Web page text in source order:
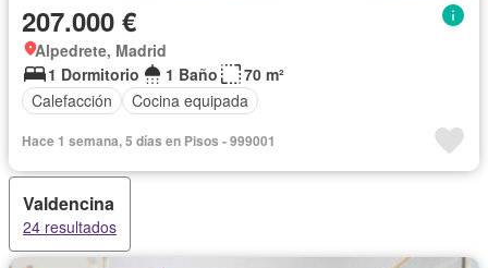
207.000 €
Alpedrete, Madrid
1 Dormitorio
1 Baño
70 m²
Calefacción
Cocina equipada
Hace 1 semana, 5 días en Pisos - 999001
Valdencina
24 resultados